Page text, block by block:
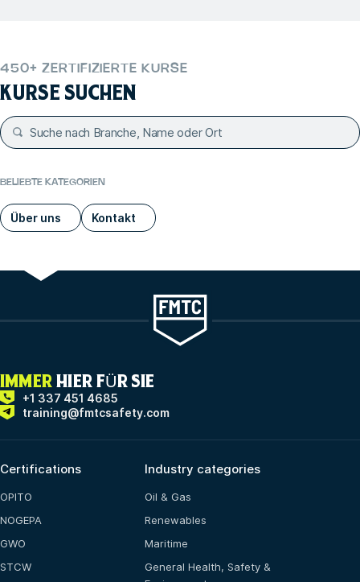
450+ ZERTIFIZIERTE KURSE
KURSE SUCHEN
BELIEBTE KATEGORIEN
Über uns Kontakt
IMMER HIER FÜR SIE
+1 337 451 4685
training@fmtcsafety.com
Certifications
OPITO
NOGEPA
GWO
STCW
Industry categories
Oil & Gas
Renewables
Maritime
General Health, Safety &